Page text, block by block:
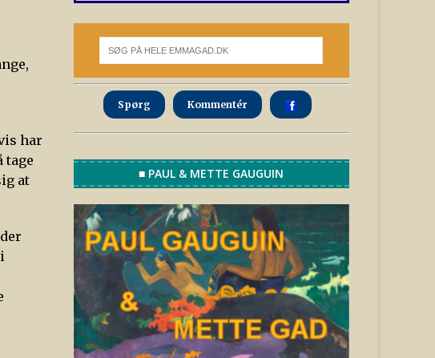
har
tage
at
Spørg Kommentér
■ PAUL & METTE GAUGUIN